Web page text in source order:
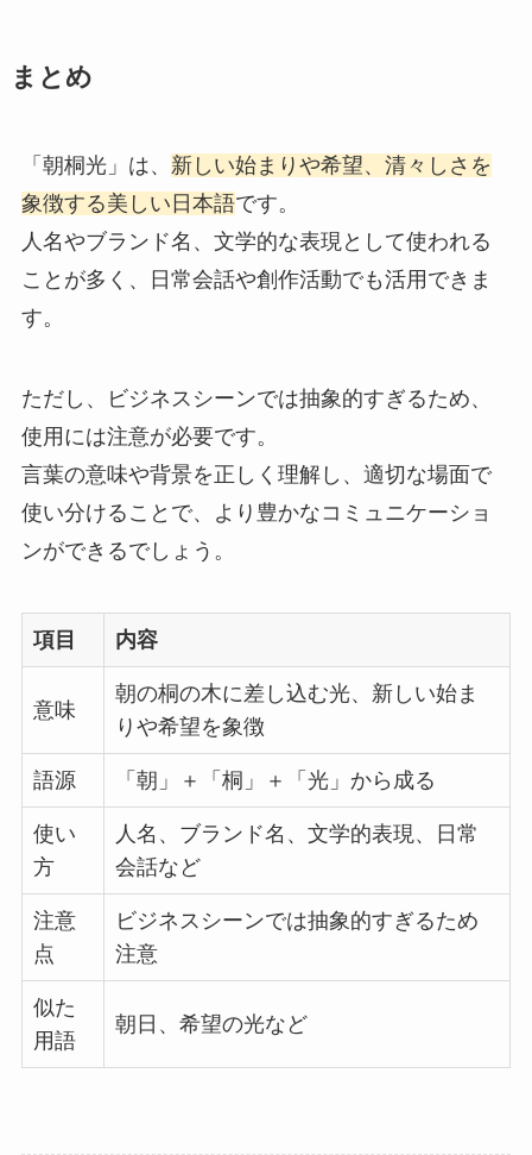
まとめ
「朝桐光」は、 新しい始まりや希望、清々しさを
象徴する美しい日本語です。
人名やブランド名、文学的な表現として使われる
ことが多く、日常会話や創作活動でも活用できま
す。
ただし、ビジネスシーンでは抽象的すぎるため、
使用には注意が必要です。
言葉の意味や背景を正しく理解し、適切な場面で
使い分けることで、より豊かなコミュニケーショ
ンができるでしょう。
項目 内容
意味
朝の桐の木に差し込む光、新しい始ま
りや希望を象徴
語源 「朝」＋「桐」＋「光」から成る
使い
方
人名、ブランド名、文学的表現、日常
会話など
注意
点
ビジネスシーンでは抽象的すぎるため
注意
似た
用語
朝日、希望の光など